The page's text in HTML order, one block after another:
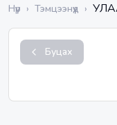
Нүүр › Тэмцээнүүд ›
Буцах